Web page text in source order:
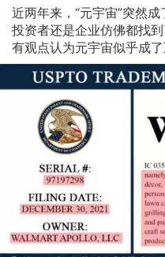
近两年来，“元宇宙”突然
投资者还是企业仿佛都找
有观点认为元宇宙似乎成
由VR、AR以及其他新技
但又不限于现实的、大规
0.11, 1.42%)。 自从2021
Meta以表明其超越社交媒
了元宇宙相关概念，这也
虚拟世界。 元宇宙这把火
行业。 据CNBC当地时间
“元宇宙”领域，表示其有